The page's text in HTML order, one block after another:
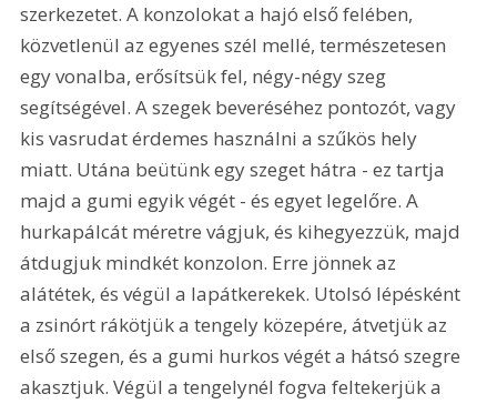
szerkezetet. A konzolokat a hajó első felében,
közvetlenül az egyenes szél mellé, természetesen
egy vonalba, erősítsük fel, négy-négy szeg
segítségével. A szegek beveréséhez pontozót, vagy
kis vasrudat érdemes használni a szűkös hely
miatt. Utána beütünk egy szeget hátra - ez tartja
majd a gumi egyik végét - és egyet legelőre. A
hurkapálcát méretre vágjuk, és kihegyezzük, majd
átdugjuk mindkét konzolon. Erre jönnek az
alátétek, és végül a lapátkerekek. Utolsó lépésként
a zsinórt rákötjük a tengely közepére, átvetjük az
első szegen, és a gumi hurkos végét a hátsó szegre
akasztjuk. Végül a tengelynél fogva feltekerjük a